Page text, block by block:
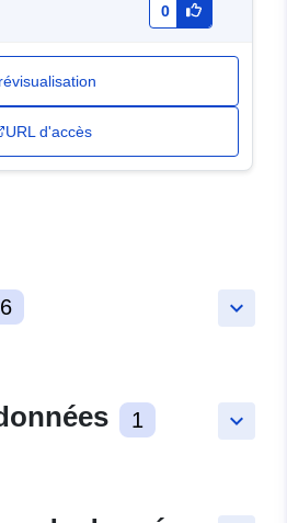
0
URL d'accès
keyboard_arrow_down
keyboard_arrow_down
1